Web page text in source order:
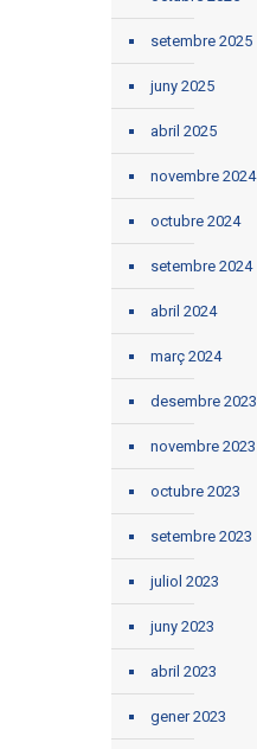
setembre 2025
juny 2025
abril 2025
novembre 2024
octubre 2024
setembre 2024
abril 2024
març 2024
desembre 2023
novembre 2023
octubre 2023
setembre 2023
juliol 2023
juny 2023
abril 2023
gener 2023